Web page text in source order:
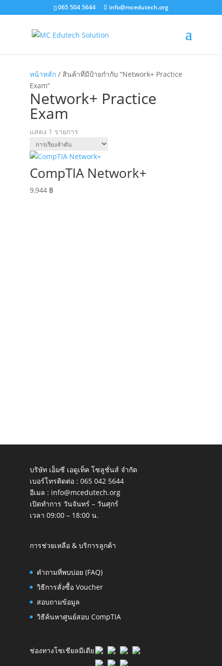
065 504 5644 info@mcedutech.org
หน้าหลัก/ สินค้าที่มีป้ายกำกับ “Network+ Practice
Exam”
Network+ Practice
Exam
แสดง 1 รายการ
CompTIA Network+
9,944 ฿
บริษัท เอ็มซี เอดูเท็ค โซลูชั่นส์ จำกัด
เบอร์โทรติดต่อ : 065 042 5644
อีเมล : info@mcedutech.org
เปิดทำการ วันจันทร์ – วันศุกร์
เวลา 09:00 – 18:00 น.
การช่วยเหลือ & บริการลูกค้า
คำถามที่พบบ่อย (FAQ)
วิธีการสั่งซื้อ Voucher
สอบถามข้อมูล
วิธีค้นหาศูนย์สอบ CompTIA
ช่องทางโซเชียลมีเดีย